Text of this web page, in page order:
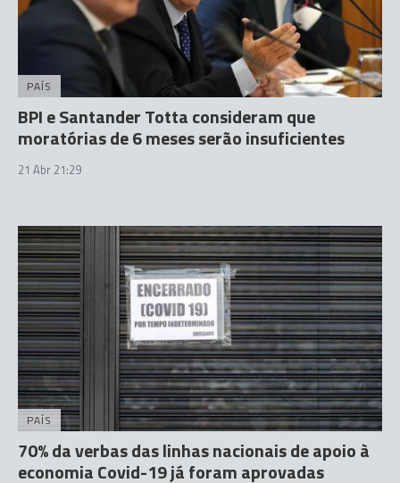
PAÍS
BPI e Santander Totta consideram que
moratórias de 6 meses serão insuficientes
21 Abr 21:29
PAÍS
70% da verbas das linhas nacionais de apoio à
economia Covid-19 já foram aprovadas